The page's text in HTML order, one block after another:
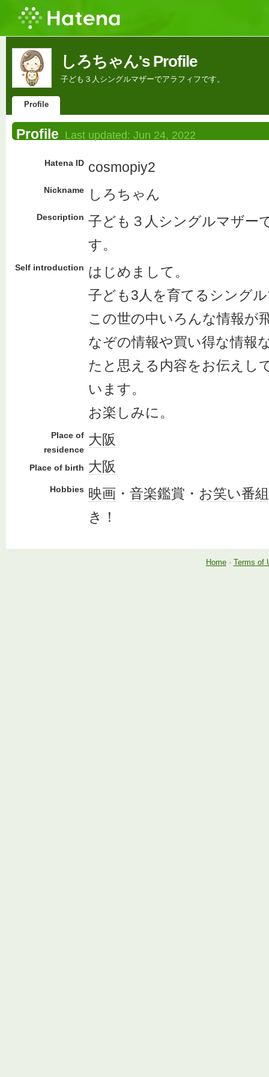
しろちゃん's Profile
子ども３人シングルマザーでアラフィフです。
Profile
Profile Last updated: Jun 24, 2022
Hatena ID cosmopiy2
Nickname しろちゃん
Description 子ども３人シングルマザー
す。
Self introduction はじめまして。
子ども3人を育てるシング
この世の中いろんな情報が
なぞの情報や買い得な情報
たと思える内容をお伝えし
います。
お楽しみに。
Place of
residence
大阪
Place of birth 大阪
Hobbies 映画 ・ 音楽鑑賞・ お笑い番組
き！
Home- Terms of